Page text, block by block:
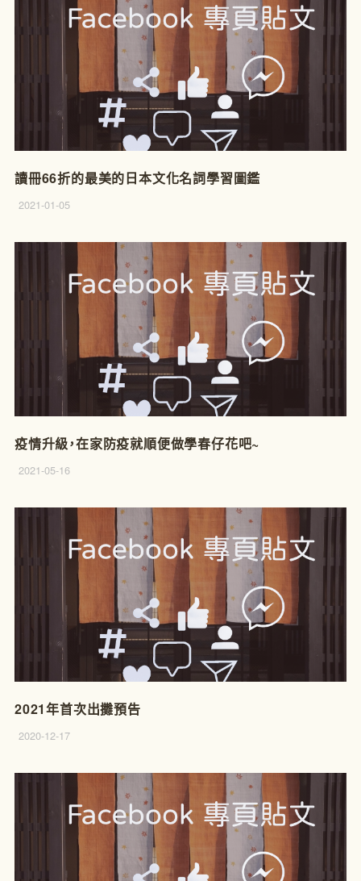
讀冊66折的最美的日本文化名詞學習圖鑑
2021-01-05
疫情升級，在家防疫就順便做學春仔花吧~
2021-05-16
2021年首次出攤預告
2020-12-17